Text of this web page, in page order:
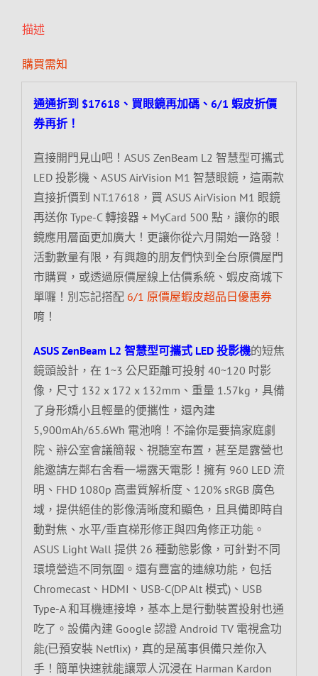
描述
購買需知
通通折到 $17618、買眼鏡再加碼、6/1 蝦皮折價
券再折！
直接開門見山吧！ASUS ZenBeam L2 智慧型可攜式
LED 投影機、ASUS AirVision M1 智慧眼鏡，這兩款
直接折價到 NT.17618，買 ASUS AirVision M1 眼鏡
再送你 Type-C 轉接器 + MyCard 500 點，讓你的眼
鏡應用層面更加廣大！更讓你從六月開始一路發！
活動數量有限，有興趣的朋友們快到全台原價屋門
市購買，或透過原價屋線上估價系統、蝦皮商城下
單囉！別忘記搭配 6/1 原價屋蝦皮超品日優惠券
唷！
ASUS ZenBeam L2 智慧型可攜式 LED 投影機的短焦
鏡頭設計，在 1~3 公尺距離可投射 40~120 吋影
像，尺寸 132 x 172 x 132mm、重量 1.57kg，具備
了身形嬌小且輕量的便攜性，還內建
5,900mAh/65.6Wh 電池唷！不論你是要搞家庭劇
院、辦公室會議簡報、視聽室布置，甚至是露營也
能邀請左鄰右舍看一場露天電影！擁有 960 LED 流
明、FHD 1080p 高畫質解析度、120% sRGB 廣色
域，提供絕佳的影像清晰度和顯色，且具備即時自
動對焦、水平/垂直梯形修正與四角修正功能。
ASUS Light Wall 提供 26 種動態影像，可針對不同
環境營造不同氛圍。還有豐富的連線功能，包括
Chromecast、HDMI、USB-C(DP Alt 模式)、USB
Type-A 和耳機連接埠，基本上是行動裝置投射也通
吃了。設備內建 Google 認證 Android TV 電視盒功
能(已預安裝 Netflix)，真的是萬事俱備只差你入
手！簡單快速就能讓眾人沉浸在 Harman Kardon